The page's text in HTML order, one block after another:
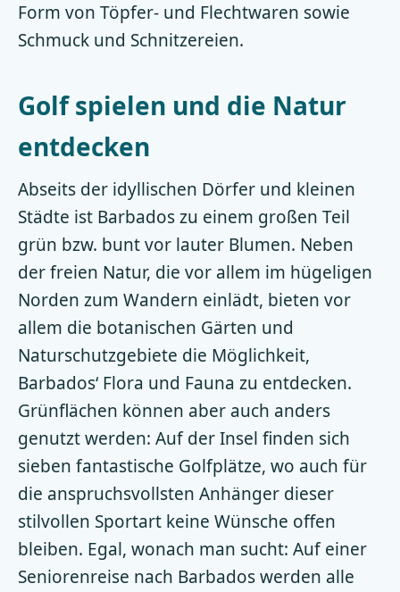
Form von Töpfer- und Flechtwaren sowie
Schmuck und Schnitzereien.
Golf spielen und die Natur
entdecken
Abseits der idyllischen Dörfer und kleinen
Städte ist Barbados zu einem großen Teil
grün bzw. bunt vor lauter Blumen. Neben
der freien Natur, die vor allem im hügeligen
Norden zum Wandern einlädt, bieten vor
allem die botanischen Gärten und
Naturschutzgebiete die Möglichkeit,
Barbados‘ Flora und Fauna zu entdecken.
Grünflächen können aber auch anders
genutzt werden: Auf der Insel finden sich
sieben fantastische Golfplätze, wo auch für
die anspruchsvollsten Anhänger dieser
stilvollen Sportart keine Wünsche offen
bleiben. Egal, wonach man sucht: Auf einer
Seniorenreise nach Barbados werden alle